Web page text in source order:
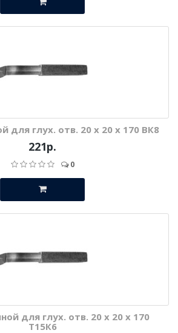
для глух. отв. 20 х 20 х 170 ВК8
221р.
0
для глух. отв. 20 х 20 х 170
Т15К6